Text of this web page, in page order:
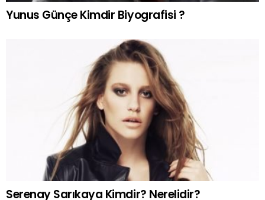
Yunus Günçe Kimdir Biyografisi ?
Serenay Sarıkaya Kimdir? Nerelidir?